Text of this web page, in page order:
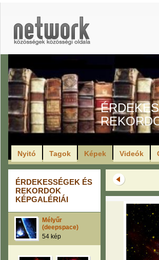
Nyitó Tagok Képek Videók
ÉRDEKESSÉGEK ÉS
REKORDOK
KÉPGALÉRIÁI
Mélyűr
(deepspace)
54 kép